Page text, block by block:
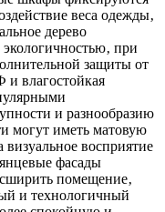
веса одежды‚
дерево
при
защиты от
влагостойкая
и разнообразию
могут иметь матовую
визуальное восприятие
фасады
помещение‚
и технологичный